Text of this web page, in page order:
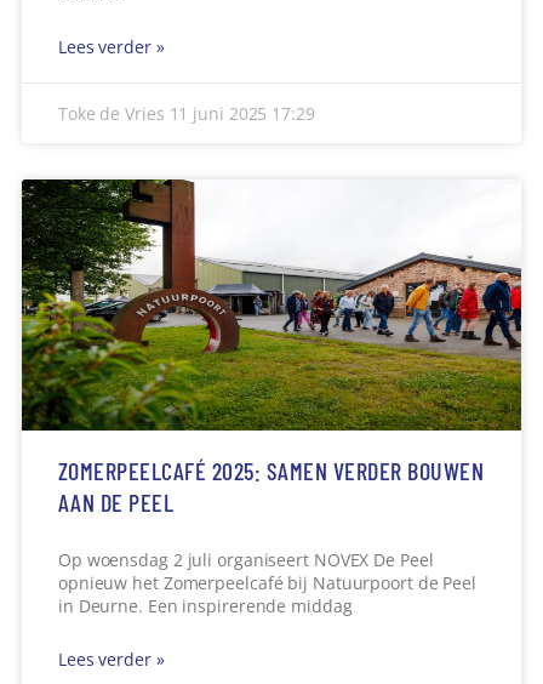
Lees verder »
Toke de Vries 11 juni 2025 17:29
ZOMERPEELCAFÉ 2025: SAMEN VERDER BOUWEN
AAN DE PEEL
Op woensdag 2 juli organiseert NOVEX De Peel
opnieuw het Zomerpeelcafé bij Natuurpoort de Peel
in Deurne. Een inspirerende middag
Lees verder »